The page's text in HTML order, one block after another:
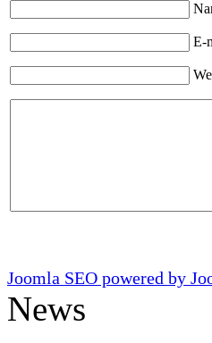
E-
Joomla SEO powered by
News